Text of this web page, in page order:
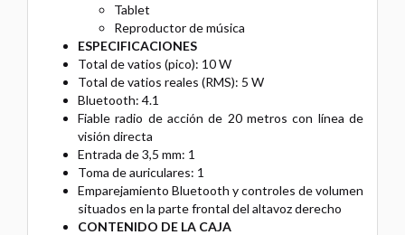
Tablet
Reproductor de música
ESPECIFICACIONES
Total de vatios (pico): 10 W
Total de vatios reales (RMS): 5 W
Bluetooth: 4.1
Fiable radio de acción de 20 metros con línea de
visión directa
Entrada de 3,5 mm: 1
Toma de auriculares: 1
Emparejamiento Bluetooth y controles de volumen
situados en la parte frontal del altavoz derecho
CONTENIDO DE LA CAJA